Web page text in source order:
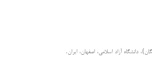
دانشگاه آزاد اسلامی، اصفهان، ایران.